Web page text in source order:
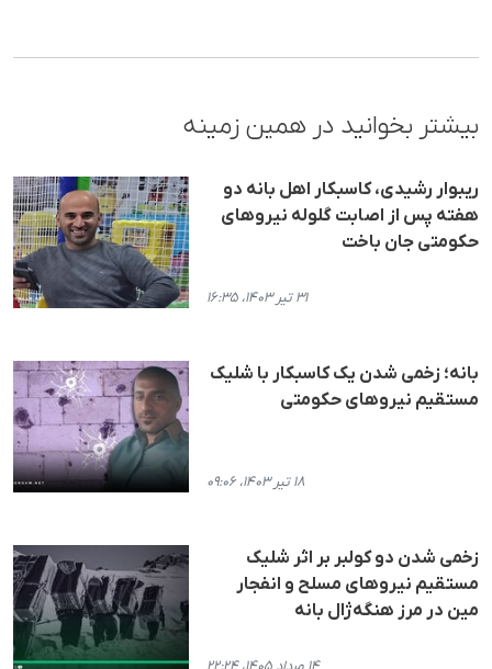
بیشتر بخوانید در همین زمینه
ریبوار رشیدی، کاسبکار اهل بانه دو
هفته پس از اصابت گلوله نیروهای
حکومتی جان باخت
۳۱ تیر ۱۴۰۳، ۱۶:۳۵
بانە؛ زخمی شدن یک کاسبکار با شلیک
مستقیم نیروهای حکومتی
۱۸ تیر ۱۴۰۳، ۰۹:۰۶
زخمی شدن دو کولبر بر اثر شلیک
مستقیم نیروهای مسلح و انفجار
مین در مرز هنگه‌ژال بانه